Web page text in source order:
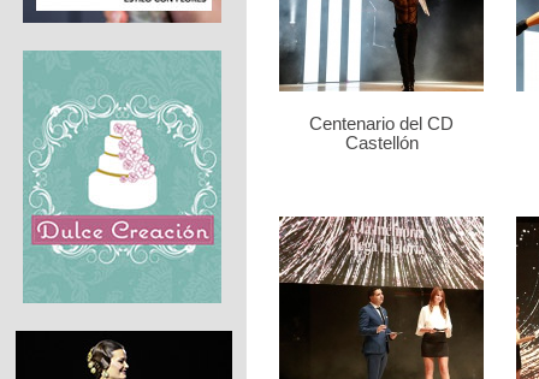
Centenario del CD
Castellón